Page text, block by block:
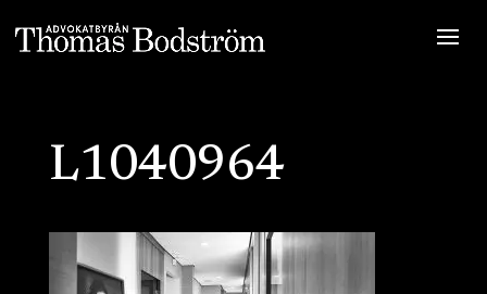
L1040964